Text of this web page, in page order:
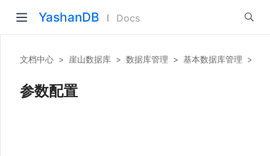
YashanDB Docs
文档中心 > 崖山数据库 > 数据库管理 > 基本数据库管理 >
参数配置